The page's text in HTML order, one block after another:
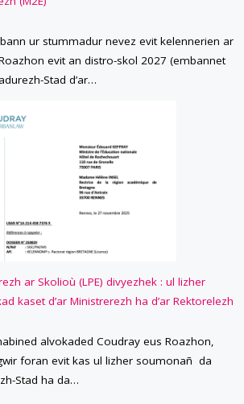
ur stummadur nevez evit kelennerien ar
evit an distro-skol 2027 (embannet
Stad d’ar…
ar Skolioù (LPE) divyezhek : ul lizher
kaset d’ar Ministrerezh ha d’ar Rektorelezh
alvokaded Coudray eus Roazhon,
foran evit kas ul lizher soumonañ da
Stad ha da…